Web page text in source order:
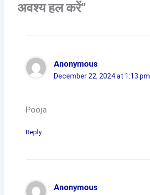
अवश्य हल करें”
Anonymous
December 22, 2024 at 1:13 pm
Pooja
Reply
Anonymous